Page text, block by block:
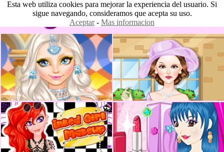
Esta web utiliza cookies para mejorar la experiencia del usuario. Si
sigue navegando, consideramos que acepta su uso.
Aceptar- Mas informacion